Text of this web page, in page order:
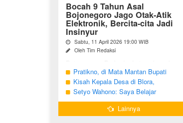
Bocah 9 Tahun Asal
Bojonegoro Jago Otak-Atik
Elektronik, Bercita-cita Jadi
Insinyur
Sabtu, 11 April 2026 19:00 WIB
Oleh Tim Redaksi
seusianya, seorang bocah dari Desa
Growok, Kecamatan Dander, Kabupaten
Bojonegoro ini justru memiliki minat
besar ...
Pratikno, di Mata Mantan Bupati
Bojonegoro, Kang Yoto
Kisah Kepala Desa di Blora,
Menjabat Tiga Periode Tapi Masih
Hidup Sederhana
Setyo Wahono: Saya Belajar
Pengabdian dari Orang Tua
Lainnya